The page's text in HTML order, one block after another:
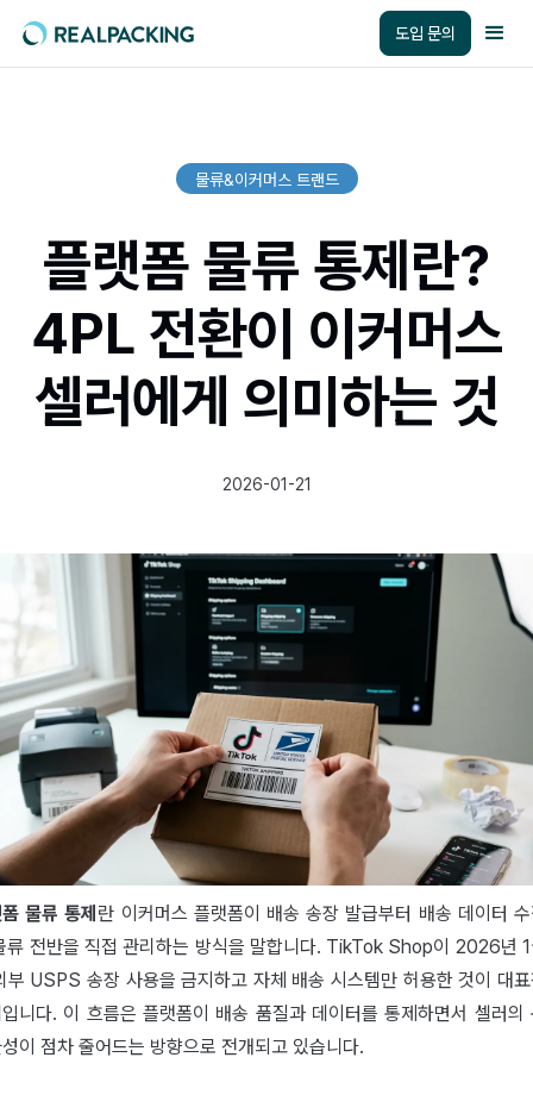
도입 문의
물류&이커머스 트랜드
플랫폼 물류 통제란?
4PL 전환이 이커머스
셀러에게 의미하는 것
2026-01-21
물류 통제 란 이커머스 플랫폼이 배송 송장 발급부터 배송 데이터
류 전반을 직접 관리하는 방식을 말합니다. TikTok Shop이 2026년
부 USPS 송장 사용을 금지하고 자체 배송 시스템만 허용한 것이 대
니다. 이 흐름은 플랫폼이 배송 품질과 데이터를 통제하면서 셀러의
이 점차 줄어드는 방향으로 전개되고 있습니다.